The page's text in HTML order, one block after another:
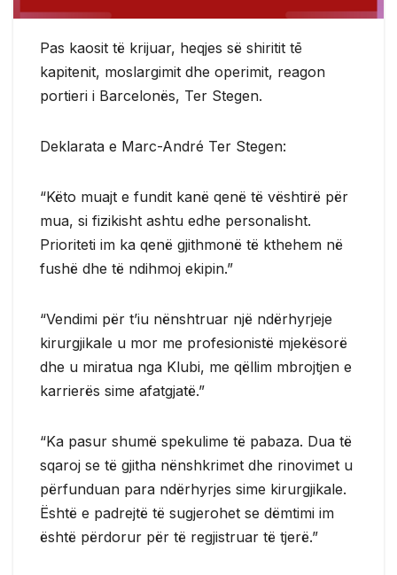
Pas kaosit të krijuar, heqjes së shiritit tē
kapitenit, moslargimit dhe operimit, reagon
portieri i Barcelonës, Ter Stegen.
Deklarata e Marc-André Ter Stegen:
“Këto muajt e fundit kanë qenë të vështirë për
mua, si fizikisht ashtu edhe personalisht.
Prioriteti im ka qenë gjithmonë të kthehem në
fushë dhe të ndihmoj ekipin.”
“Vendimi për t’iu nënshtruar një ndërhyrjeje
kirurgjikale u mor me profesionistë mjekësorë
dhe u miratua nga Klubi, me qëllim mbrojtjen e
karrierës sime afatgjatë.”
“Ka pasur shumë spekulime të pabaza. Dua të
sqaroj se të gjitha nënshkrimet dhe rinovimet u
përfunduan para ndërhyrjes sime kirurgjikale.
Është e padrejtë të sugjerohet se dëmtimi im
është përdorur për të regjistruar të tjerë.”